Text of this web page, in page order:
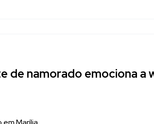
de namorado emociona a